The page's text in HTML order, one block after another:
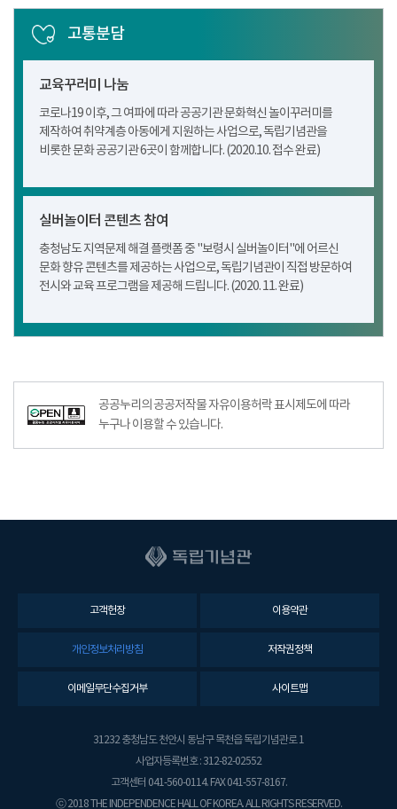
고통분담
교육꾸러미 나눔
코로나19 이후, 그 여파에 따라 공공기관 문화혁신 놀이꾸러미를
제작하여 취약계층 아동에게 지원하는 사업으로, 독립기념관을
비롯한 문화 공공기관 6곳이 함께합니다. (2020.10. 접수 완료)
실버놀이터 콘텐츠 참여
충청남도 지역문제 해결 플랫폼 중 "보령시 실버놀이터"에 어르신
문화 향유 콘텐츠를 제공하는 사업으로, 독립기념관이 직접 방문하여
전시와 교육 프로그램을 제공해 드립니다. (2020. 11. 완료)
공공누리공공저작물자유이용허락–출처표시이미지
공공누리의 공공저작물 자유이용허락 표시제도에 따라
누구나 이용할 수 있습니다.
고객헌장 이용약관
개인정보처리방침 저작권정책
이메일무단수집거부 사이트맵
31232 충청남도 천안시 동남구 목천읍 독립기념관로 1
사업자등록번호 : 312-82-02552
고객센터 041-560-0114. FAX 041-557-8167.
ⓒ 2018 THE INDEPENDENCE HALL OF KOREA. ALL RIGHTS RESERVED.